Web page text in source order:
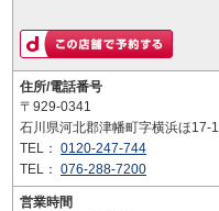
住所/電話番号
〒929-0341
石川県河北郡津幡町字横浜ほ17-1
TEL： 0120-247-744
TEL： 076-288-7200
営業時間